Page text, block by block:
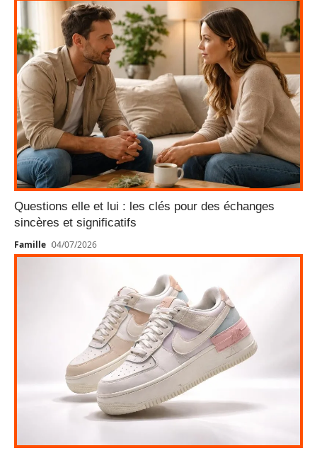
Questions elle et lui : les clés pour des échanges
sincères et significatifs
Famille 04/07/2026